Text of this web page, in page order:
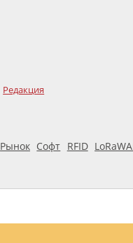
Редакция
Рынок Софт RFID